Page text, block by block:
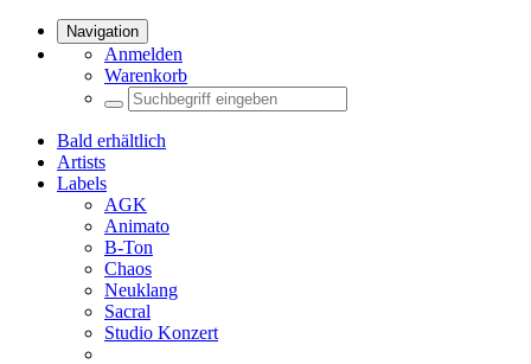
Navigation
Anmelden
Warenkorb
Bald erhältlich
Artists
Labels
AGK
Animato
B-Ton
Chaos
Neuklang
Sacral
Studio Konzert